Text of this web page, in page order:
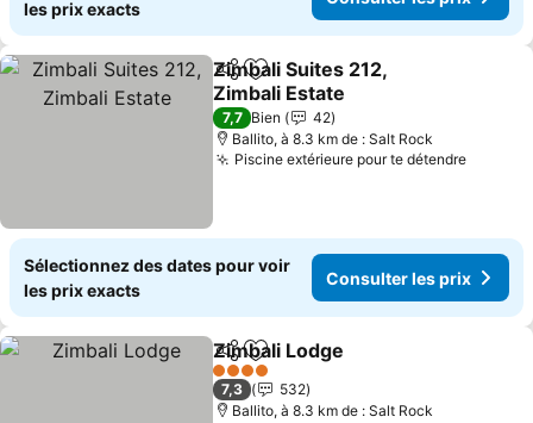
les prix exacts
PartagerAjouter à mes favoris
Zimbali Suites 212,
Zimbali Estate
Consulter les prix
7,7 Bien
42
Ballito, à 8.3 km de : Salt Rock
Piscine extérieure pour te détendre
Sélectionnez des dates pour voir
les prix exacts
Consulter les prix
PartagerAjouter à mes favoris
Zimbali Lodge
4 Étoiles
7,3
532
Ballito, à 8.3 km de : Salt Rock